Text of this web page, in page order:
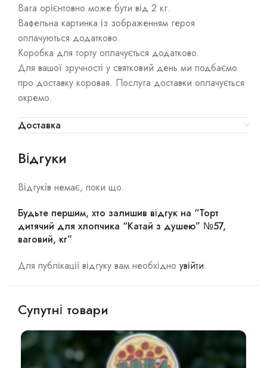
Вага орієнтовно може бути від 2 кг.
Вафельна картинка із зображенням героя
оплачуються додатково.
Коробка для торту оплачується додатково.
Для вашої зручності у святковий день ми подбаємо
про доставку коровая. Послуга доставки оплачується
окремо.
Доставка
Відгуки
Відгуків немає, поки що.
Будьте першим, хто залишив відгук на “Торт
дитячий для хлопчика “Катай з душею” №57,
ваговий, кг”
Для публікації відгуку вам необхідно увійти.
Супутні товари